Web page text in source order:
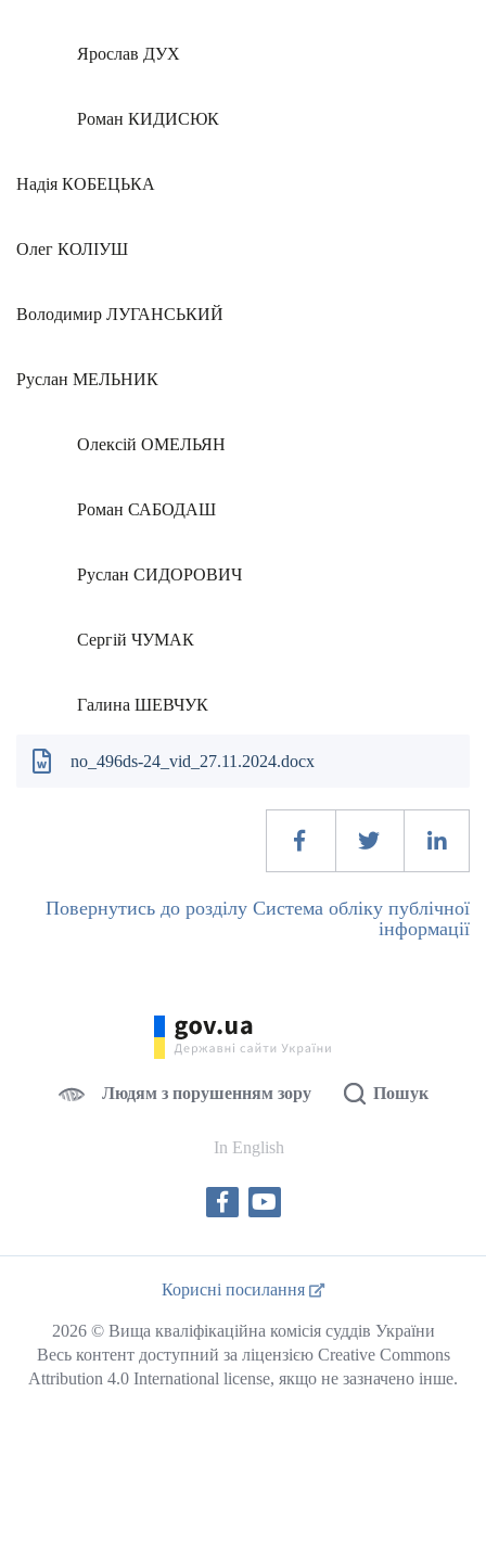
Ярослав ДУХ
Роман КИДИСЮК
Надія КОБЕЦЬКА
Олег КОЛІУШ
Володимир ЛУГАНСЬКИЙ
Руслан МЕЛЬНИК
Олексій ОМЕЛЬЯН
Роман САБОДАШ
Руслан СИДОРОВИЧ
Сергій ЧУМАК
Галина ШЕВЧУК
no_496ds-24_vid_27.11.2024.docx
Повернутись до розділу Система обліку публічної
інформації
Людям з порушенням зору Пошук
In English
Корисні посилання
2026 © Вища кваліфікаційна комісія суддів України
Весь контент доступний за ліцензією Creative Commons
Attribution 4.0 International license, якщо не зазначено інше.